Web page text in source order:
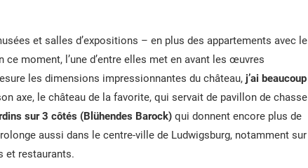
et salles d’expositions – en plus des appartements avec le
moment, l’une d’entre elles met en avant les œuvres
les dimensions impressionnantes du château, j’ai beaucoup
axe, le château de la favorite, qui servait de pavillon de chasse
sur 3 côtés (Blühendes Barock) qui donnent encore plus de
aussi dans le centre-ville de Ludwigsburg, notamment sur
et restaurants.